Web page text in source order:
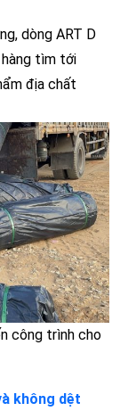
dòng ART D
hàng tìm tới
địa chất
công trình cho
không dệt